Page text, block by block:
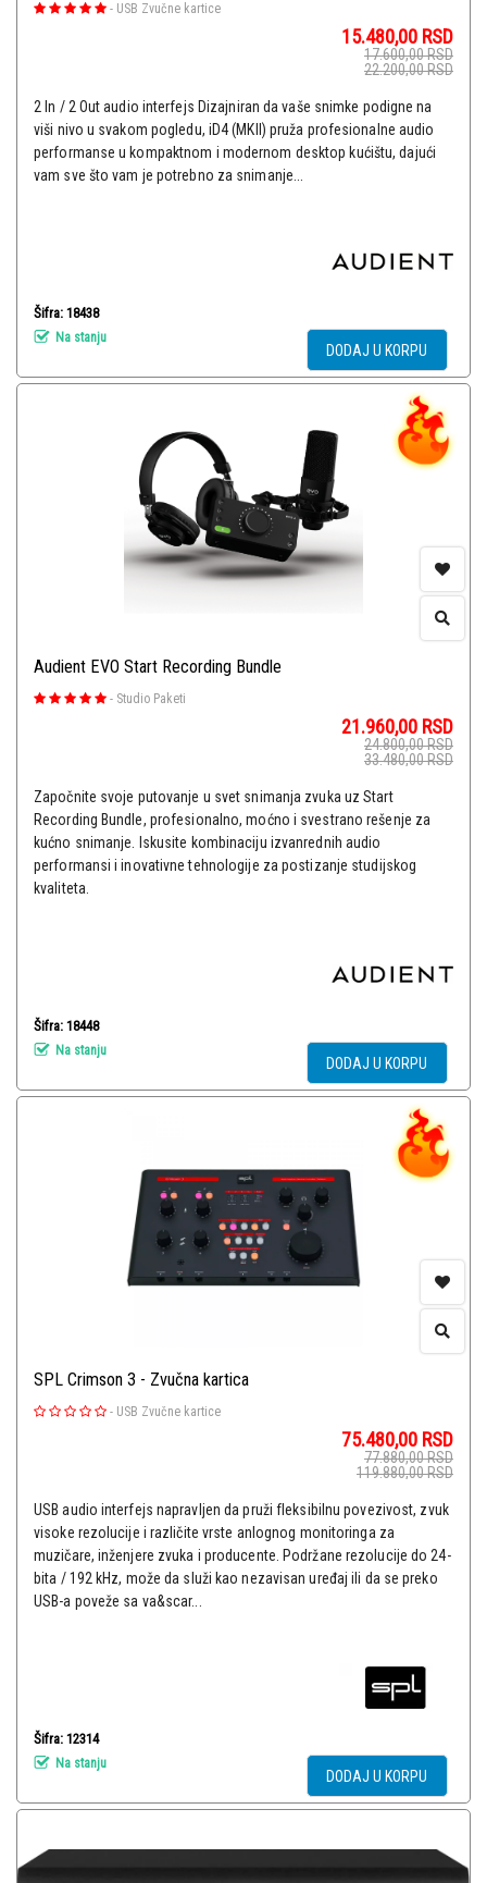
- USB Zvučne kartice
15.480,00 RSD
17.600,00RSD
22.200,00RSD
2 In / 2 Out audio interfejs Dizajniran da vaše snimke podigne na
viši nivo u svakom pogledu, iD4 (MKII) pruža profesionalne audio
performanse u kompaktnom i modernom desktop kućištu, dajući
vam sve što vam je potrebno za snimanje...
Šifra: 18438
Na stanju
DODAJ U KORPU
Audient EVO Start Recording Bundle
- Studio Paketi
21.960,00 RSD
24.800,00RSD
33.480,00RSD
Započnite svoje putovanje u svet snimanja zvuka uz Start
Recording Bundle, profesionalno, moćno i svestrano rešenje za
kućno snimanje. Iskusite kombinaciju izvanrednih audio
performansi i inovativne tehnologije za postizanje studijskog
kvaliteta.
Šifra: 18448
Na stanju
DODAJ U KORPU
SPL Crimson 3 - Zvučna kartica
- USB Zvučne kartice
75.480,00 RSD
77.880,00RSD
119.880,00RSD
USB audio interfejs napravljen da pruži fleksibilnu povezivost, zvuk
visoke rezolucije i različite vrste anlognog monitoringa za
muzičare, inženjere zvuka i producente. Podržane rezolucije do 24-
bita / 192 kHz, može da služi kao nezavisan uređaj ili da se preko
USB-a poveže sa va&scar...
Šifra: 12314
Na stanju
DODAJ U KORPU